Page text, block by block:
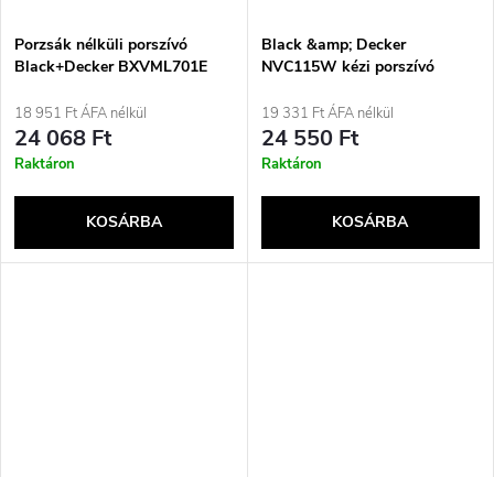
Porzsák nélküli porszívó
Black+Decker BXVML701E
18 951 Ft ÁFA nélkül
24 068 Ft
Raktáron
KOSÁRBA
Black &amp; Decker
NVC115W kézi porszívó
19 331 Ft ÁFA nélkül
24 550 Ft
Raktáron
KOSÁRBA